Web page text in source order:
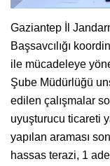
Gaziantep İl
Başsavcılığı
ile mücadeleye
Şube Müdürlüğü
edilen çalışmalar
uyuşturucu ticareti
yapılan araması
hassas terazi, 1